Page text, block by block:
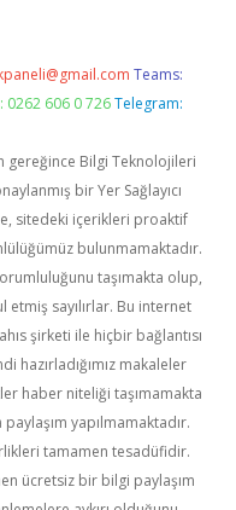
Teams:
0262 606 0 726 Telegram:
gereğince Bilgi Teknolojileri
bir Yer Sağlayıcı
sitedeki içerikleri proaktif
bulunmamaktadır.
taşımakta olup,
sayılırlar. Bu internet
şirketi ile hiçbir bağlantısı
hazırladığımız makaleler
haber niteliği taşımamakta
yapılmamaktadır.
tamamen tesadüfidir.
ücretsiz bir bilgi paylaşım